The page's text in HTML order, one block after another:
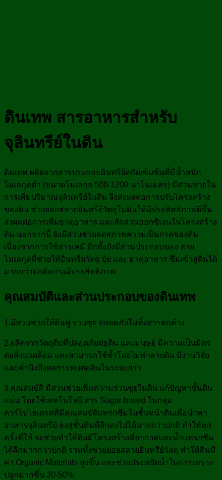
ดินเทพ สารอาหารสำหรับ
จุลินทรีย์ในดิน
ดินเทพ ผลิตจากสารประกอบอินทรีย์สกัดเข้มข้นที่มีน้ำหนัก
โมเลกุลต่ำ (ขนาดโมเลกุล 500-1200 นาโนเมตร) มีส่วนช่วยใน
การเพิ่มปริมาณจุลินทรีย์ในดิน จึงส่งผลต่อการปรับโครงสร้าง
ของดิน ช่วยย่อยสลายอินทรีย์วัตถุในดินให้มีประสิทธิภาพดีขึ้น
ส่งผลต่อการเพิ่มธาตุอาหาร และสัดส่วนออกซิเจนในโครงสร้าง
ดิน นอกจากนี้ ยังมีส่วนช่วยลดสภาพความเป็นกรดของดิน
เนื่องจากการใช้สารเคมี อีกทั้งยังมีส่วนประกอบของ สาย
โมเลกุลที่ช่วยให้อินทรียวัตถุ ปุ๋ย และ ธาตุอาหาร ซึมเข้าสู่ดินได้
มากกว่าปกติอย่างมีประสิทธิภาพ
คุณสมบัติและส่วนประกอบของดินเทพ
1.มีส่วนช่วยให้ดินฟู ร่วนซุย ปลอดภัยไม่ทิ้งสารตกค้าง
2.ผลิตจากวัตถุดิบที่ปลอดภัยต่อดิน และมนุษย์ มีความเป็นมิตร
ต่อสิ่งแวดล้อม และสามารถใช้ซ้ำโดยไม่ทำลายดิน มีงานวิจัย
และคำนึงถึงผลกระทบต่อดินในระยะยาว
3.คุณสมบัติ มีส่วนช่วยเพิ่มความร่วนซุยในดิน แก้ปัญหาชั้นดิน
แน่น โดยใช้เทคโนโลยี สาร Sugar-based ในกลุ่ม
คาร์โบไฮเดรตที่มีคุณสมบัติแทรกซึมในชั้นหน้าดินเพื่อนำพา
อาหารจุลินทรีย์ ลงสู่ชั้นดินที่ลึกลงไปได้มากกว่าปกติ ทำให้ทุก
ครั้งที่ใช้ จะช่วยทำให้ดินมีโครงสร้างที่อากาศและน้ำแทรกซึม
ได้ลึกมากกว่าปกติ รวมทั้งช่วยย่อยสลายอินทรีย์วัตถุ ทำให้ดินมี
ค่า Organic Materials สูงขึ้น และช่วยประหยัดน้ำในการเพราะ
ปลูกมากขึ้น 20-50%